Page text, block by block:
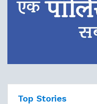
Top Stories